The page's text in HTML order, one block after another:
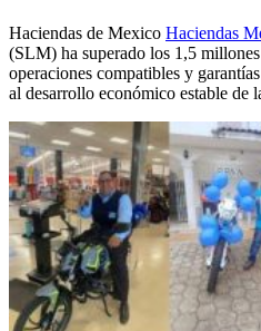
Haciendas de Mexico Haciendas
(SLM) ha superado los 1,5
operaciones compatibles y
al desarrollo económico estable de